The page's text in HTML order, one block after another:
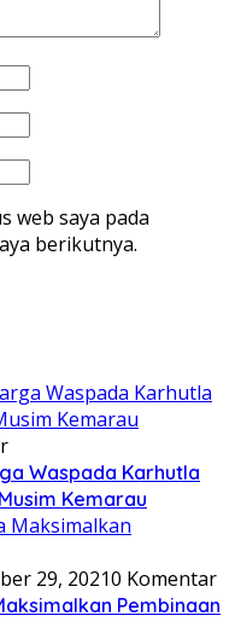
web saya pada
berikutnya.
Waspada Karhutla
Kemarau
29, 20210 Komentar
Pembinaan